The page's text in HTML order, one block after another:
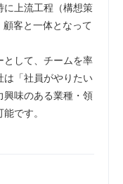
に上流工程（構想策
客と一体となって
として、チームを率
は「社員がやりたい
興味のある業種・領
です。